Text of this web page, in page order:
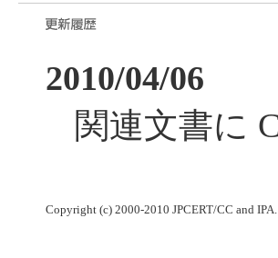
2010/04/06
関連文書に
Copyright (c) 2000-2010 JPCERT/CC and